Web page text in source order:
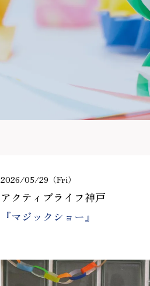
2026/05/29（Fri）
アクティブライフ神戸
『マジックショー』